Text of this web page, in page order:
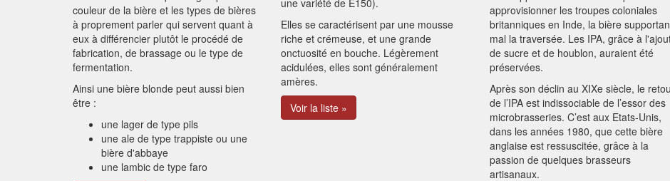
couleur de la bière et les types de bières
à proprement parler qui servent quant à
eux à différencier plutôt le procédé de
fabrication, de brassage ou le type de
fermentation.
Ainsi une bière blonde peut aussi bien
être :
une lager de type pils
une ale de type trappiste ou une
bière d'abbaye
une lambic de type faro
une variété de E150).
Elles se caractérisent par une mousse
riche et crémeuse, et une grande
onctuosité en bouche. Légèrement
acidulées, elles sont généralement
amères.
Voir la liste »
approvisionner les troupes coloniales
britanniques en Inde, la bière
mal la traversée. Les IPA, grâce à
de sucre et de houblon, auraient été
préservées.
Après son déclin au XIXe siècle, le
de l’IPA est indissociable de l’essor des
microbrasseries. C’est aux Etats-Unis,
dans les années 1980, que cette bière
anglaise est ressuscitée, grâce à la
passion de quelques brasseurs
artisanaux.